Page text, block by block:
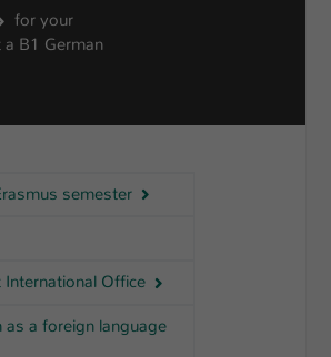
for your
B1 German
semester
International Office
as a foreign language